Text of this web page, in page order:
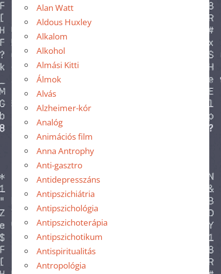
Alan Watt
Aldous Huxley
Alkalom
Alkohol
Almási Kitti
Álmok
Alvás
Alzheimer-kór
Analóg
Animációs film
Anna Antrophy
Anti-gasztro
Antidepresszáns
Antipszichiátria
Antipszichológia
Antipszichoterápia
Antipszichotikum
Antispiritualitás
Antropológia